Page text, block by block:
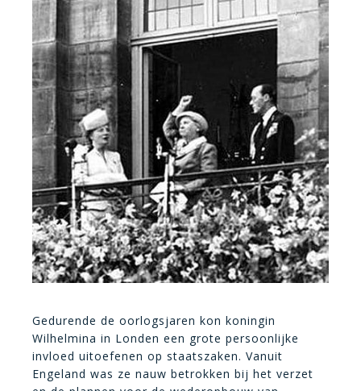
Gedurende de oorlogsjaren kon koningin
Wilhelmina in Londen een grote persoonlijke
invloed uitoefenen op staatszaken. Vanuit
Engeland was ze nauw betrokken bij het verzet